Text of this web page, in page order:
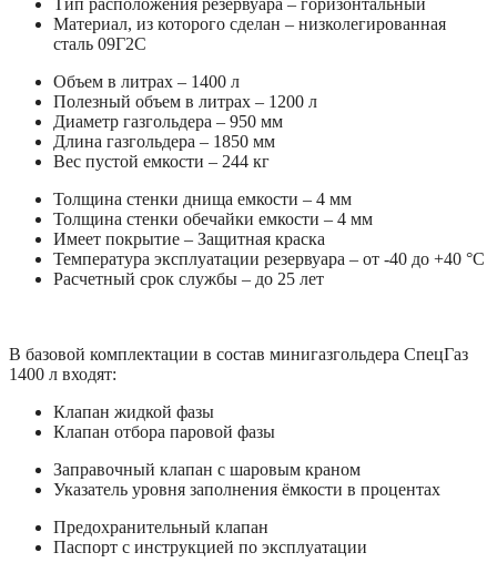
Материал, из которого сделан – низколегированная
сталь 09Г2С
Объем в литрах – 1400 л
Полезный объем в литрах – 1200 л
Диаметр газгольдера – 950 мм
Длина газгольдера – 1850 мм
Вес пустой емкости – 244 кг
Толщина стенки днища емкости – 4 мм
Толщина стенки обечайки емкости – 4 мм
Имеет покрытие – Защитная краска
Температура эксплуатации резервуара – от -40 до +40 °C
Расчетный срок службы – до 25 лет
В базовой комплектации в состав минигазгольдера СпецГаз
1400 л входят:
Клапан жидкой фазы
Клапан отбора паровой фазы
Заправочный клапан с шаровым краном
Указатель уровня заполнения ёмкости в процентах
Предохранительный клапан
Паспорт с инструкцией по эксплуатации